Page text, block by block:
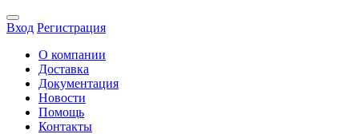
Вход Регистрация
О компании
Доставка
Документация
Новости
Помощь
Контакты